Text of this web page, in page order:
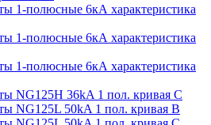
1-полюсные 6кА характеристика
1-полюсные 6кА характеристика
1-полюсные 6кА характеристика
NG125H 36kA 1 пол. кривая C
NG125L 50kA 1 пол. кривая B